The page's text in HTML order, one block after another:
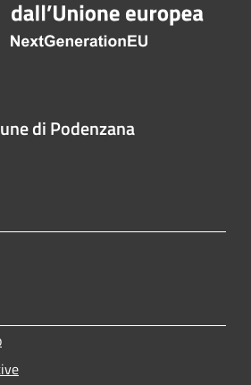
di Podenzana